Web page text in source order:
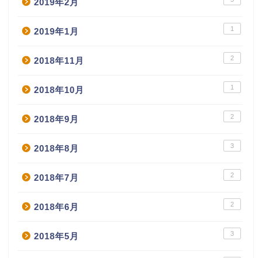
2019年1月 1
2018年11月 2
2018年10月 1
2018年9月 2
2018年8月 3
2018年7月 2
2018年6月 2
2018年5月 3